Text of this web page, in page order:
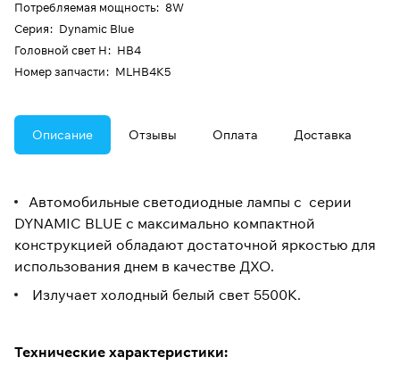
Потребляемая мощность: 8W
Серия: Dynamic Blue
Головной свет H: HB4
Номер запчасти: MLHB4K5
Описание Отзывы Оплата Доставка
Автомобильные светодиодные лампы с серии
DYNAMIC BLUE с максимально компактной
конструкцией обладают достаточной яркостью для
использования днем в качестве ДХО.
Излучает холодный белый свет 5500K.
Технические характеристики: